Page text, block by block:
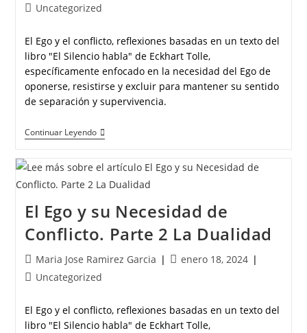
Uncategorized
El Ego y el conflicto, reflexiones basadas en un texto del
libro "El Silencio habla" de Eckhart Tolle,
específicamente enfocado en la necesidad del Ego de
oponerse, resistirse y excluir para mantener su sentido
de separación y supervivencia.
Continuar Leyendo
El Ego y su Necesidad de
Conflicto. Parte 2 La Dualidad
Maria Jose Ramirez Garcia
enero 18, 2024
Uncategorized
El Ego y el conflicto, reflexiones basadas en un texto del
libro "El Silencio habla" de Eckhart Tolle,